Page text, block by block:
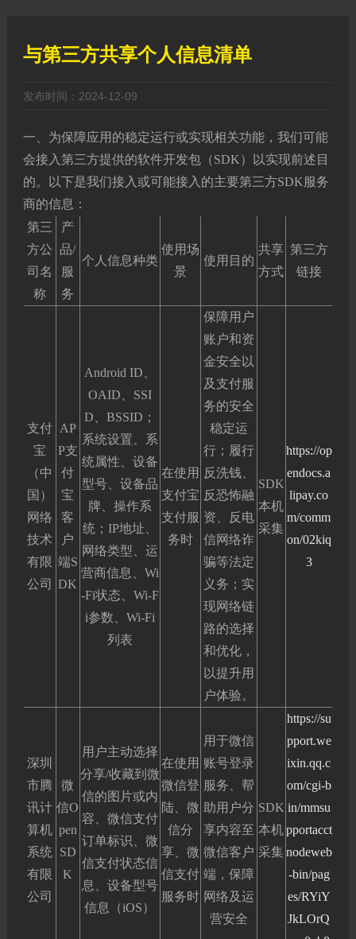
与第三方共享个人信息清单
发布时间：2024-12-09
一、为保障应用的稳定运行或实现相关功能，我们可能
会接入第三方提供的软件开发包（SDK）以实现前述目
的。以下是我们接入或可能接入的主要第三方SDK服务
商的信息：
第三
方公
司名
称
产
品/
服
务
个人信息种类
使用场
景
使用目的
共享
方式
第三方
链接
支付
宝
（中
国）
网络
技术
有限
公司
AP
P支
付
宝
客
户
端S
DK
Android ID、
OAID、SSI
D、BSSID；
系统设置、系
统属性、设备
型号、设备品
牌、操作系
统；IP地址、
网络类型、运
营商信息、Wi
-Fi状态、Wi-F
i参数、Wi-Fi
列表
在使用
支付宝
支付服
务时
保障用户
账户和资
金安全以
及支付服
务的安全
稳定运
行；履行
反洗钱、
反恐怖融
资、反电
信网络诈
骗等法定
义务；实
现网络链
路的选择
和优化，
以提升用
户体验。
SDK
本机
采集
https://op
endocs.a
lipay.co
m/comm
on/02kiq
3
深圳
市腾
讯计
算机
系统
有限
公司
微
信O
pen
SD
K
用户主动选择
分享/收藏到微
信的图片或内
容、微信支付
订单标识、微
信支付状态信
息、设备型号
信息（iOS）
在使用
微信登
陆、微
信分
享、微
信支付
服务时
用于微信
账号登录
服务、帮
助用户分
享内容至
微信客户
端，保障
网络及运
营安全
SDK
本机
采集
https://su
pport.we
ixin.qq.c
om/cgi-b
in/mmsu
pportacct
nodeweb
-bin/pag
es/RYiY
JkLOrQ